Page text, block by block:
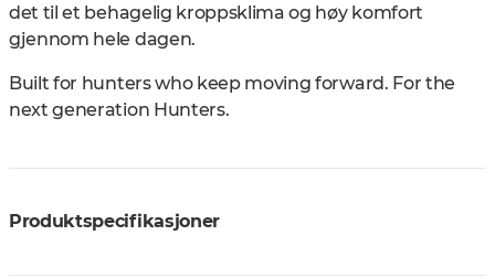
det til et behagelig kroppsklima og høy komfort
gjennom hele dagen.
Built for hunters who keep moving forward. For the
next generation Hunters.
Produktspecifikasjoner